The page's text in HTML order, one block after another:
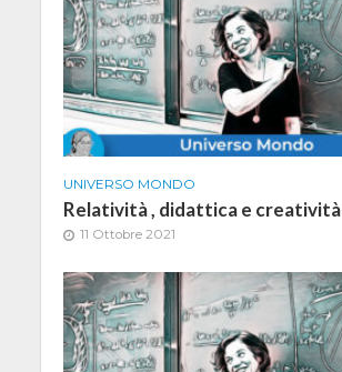
UNIVERSO MONDO
Relatività , didattica e creatività
11 Ottobre 2021